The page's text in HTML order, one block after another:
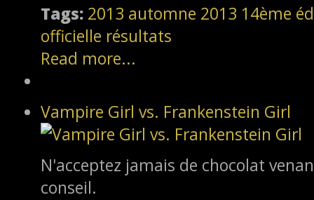
Tags: 2013 automne 2013 14ème
officielle résultats
Read more...
Vampire Girl vs. Frankenstein Girl
N'acceptez jamais de chocolat
conseil.